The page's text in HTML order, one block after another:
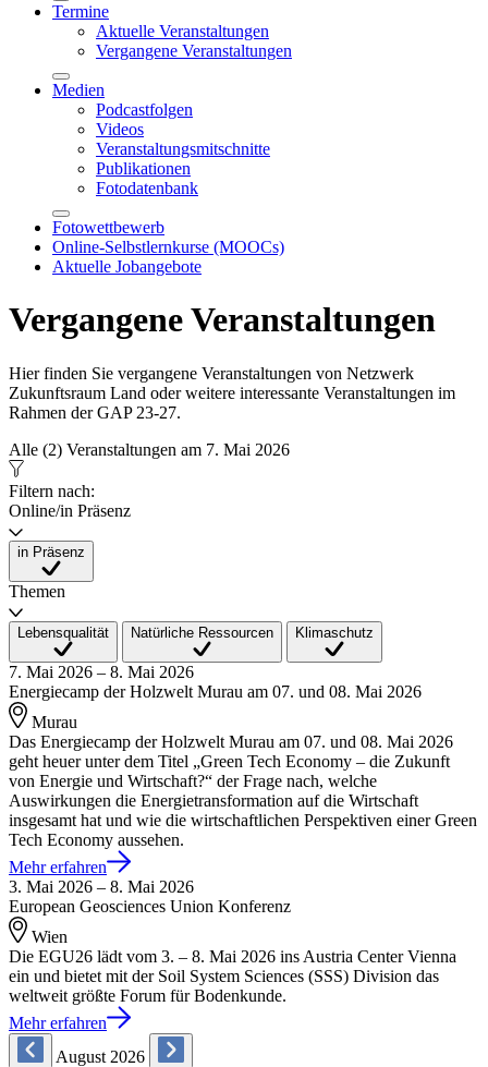
Termine
Aktuelle Veranstaltungen
Vergangene Veranstaltungen
Medien
Podcastfolgen
Videos
Veranstaltungsmitschnitte
Publikationen
Fotodatenbank
Fotowettbewerb
Online-Selbstlernkurse (MOOCs)
Aktuelle Jobangebote
Vergangene Veranstaltungen
Hier finden Sie vergangene Veranstaltungen von Netzwerk
Zukunftsraum Land oder weitere interessante Veranstaltungen im
Rahmen der GAP 23-27.
Alle (2) Veranstaltungen am 7. Mai 2026
Filtern nach:
Online/in Präsenz
in Präsenz
Themen
Lebensqualität Natürliche Ressourcen Klimaschutz
7. Mai 2026 – 8. Mai 2026
Energiecamp der Holzwelt Murau am 07. und 08. Mai 2026
Murau
Das Energiecamp der Holzwelt Murau am 07. und 08. Mai 2026
geht heuer unter dem Titel „Green Tech Economy – die Zukunft
von Energie und Wirtschaft?“ der Frage nach, welche
Auswirkungen die Energietransformation auf die Wirtschaft
insgesamt hat und wie die wirtschaftlichen Perspektiven einer Green
Tech Economy aussehen.
Mehr erfahren
3. Mai 2026 – 8. Mai 2026
European Geosciences Union Konferenz
Wien
Die EGU26 lädt vom 3. – 8. Mai 2026 ins Austria Center Vienna
ein und bietet mit der Soil System Sciences (SSS) Division das
weltweit größte Forum für Bodenkunde.
Mehr erfahren
August 2026